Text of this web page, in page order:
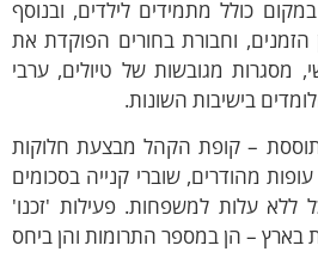
כולל מתמידים לילדים, ובנוסף
וחבורת בחורים הפוקדת את
מגובשות של טיולים, ערבי
בישיבות השונות.
– קופת הקהל מבצעת חלוקות
מהודרים, שוברי קנייה בסכומים
עלות למשפחות. פעילות 'זכנו'
– הן במספר התרומות והן ביחס